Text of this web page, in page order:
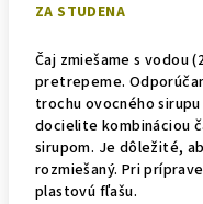
ZA STUDENA
Čaj zmiešame s vodou
pretrepeme.
trochu ovocného
docielite kombináciou
sirupom. Je dôležité,
rozmiešaný. Pri
plastovú fľašu.